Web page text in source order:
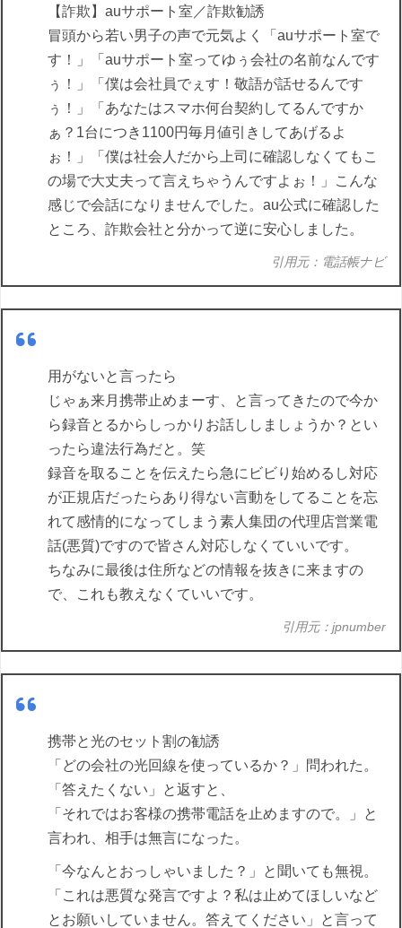
【詐欺】auサポート室／詐欺勧誘
冒頭から若い男子の声で元気よく「auサポート室で
す！」「auサポート室ってゆぅ会社の名前なんです
ぅ！」「僕は会社員でぇす！敬語が話せるんです
ぅ！」「あなたはスマホ何台契約してるんですか
ぁ？1台につき1100円毎月値引きしてあげるよ
ぉ！」「僕は社会人だから上司に確認しなくてもこ
の場で大丈夫って言えちゃうんですよぉ！」こんな
感じで会話になりませんでした。au公式に確認した
ところ、詐欺会社と分かって逆に安心しました。
引用元：電話帳ナビ
用がないと言ったら
じゃぁ来月携帯止めまーす、と言ってきたので今か
ら録音とるからしっかりお話ししましょうか？とい
ったら違法行為だと。笑
録音を取ることを伝えたら急にビビり始めるし対応
が正規店だったらあり得ない言動をしてることを忘
れて感情的になってしまう素人集団の代理店営業電
話(悪質)ですので皆さん対応しなくていいです。
ちなみに最後は住所などの情報を抜きに来ますの
で、これも教えなくていいです。
引用元：jpnumber
携帯と光のセット割の勧誘
「どの会社の光回線を使っているか？」問われた。
「答えたくない」と返すと、
「それではお客様の携帯電話を止めますので。」と
言われ、相手は無言になった。
「今なんとおっしゃいました？」と聞いても無視。
「これは悪質な発言ですよ？私は止めてほしいなど
とお願いしていません。答えてください」と言って